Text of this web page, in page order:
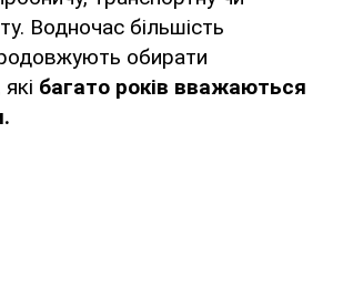
Водночас більшість
обирати
багато років вважаються